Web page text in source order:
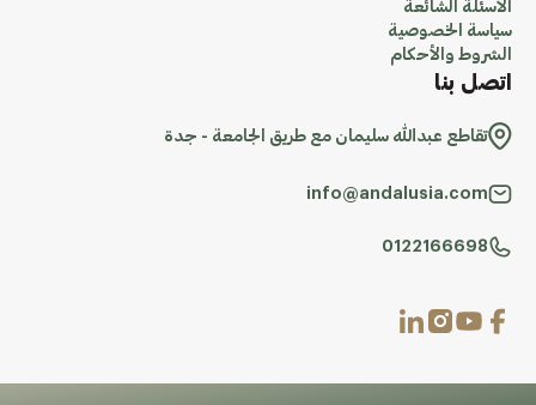
الأسئلة الشائعة
سياسة الخصوصية
الشروط والأحكام
اتصل بنا
تقاطع عبدالله سليمان مع طريق الجامعة - جدة
info@andalusia.com
0122166698